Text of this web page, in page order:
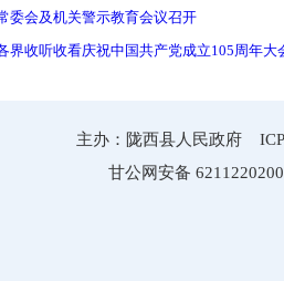
委会及机关警示教育会议召开
界收听收看庆祝中国共产党成立105周年大
主办：陇西县人民政府
甘公网安备